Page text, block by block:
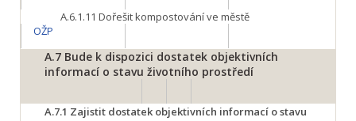
A.6.1.11 Dořešit kompostování ve městě
OŽP
A.7 Bude k dispozici dostatek objektivních
informací o stavu životního prostředí
A.7.1 Zajistit dostatek objektivních informací o stavu